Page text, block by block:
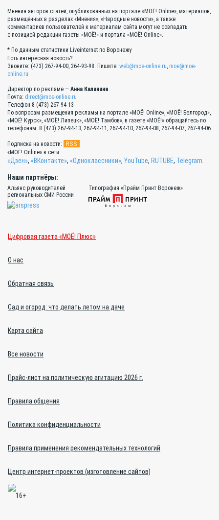
Мнения авторов статей, опубликованных на портале «МОЁ! Online», материалов,
размещённых в разделах «Мнения», «Народные новости», а также
комментариев пользователей к материалам сайта могут не совпадать
с позицией редакции газеты «МОЁ!» и портала «МОЁ! Online».
* По данным статистики Liveinternet по Воронежу
Есть интересная новость?
Звоните: (473) 267-94-00, 264-93-98. Пишите: web@moe-online.ru moe@moe-
online.ru
Директор по рекламе — Анна Калинина
Почта: direct@moe-online.ru
Телефон 8 (473) 267-94-13
По вопросам размещения рекламы на портале «МОЁ! Online», «МОЁ! Белгород»,
«МОЁ! Курск», «МОЁ! Липецк», «МОЁ! Тамбов», в газете «МОЁ!» обращайтесь по
телефонам: 8 (473) 267-94-13, 267-94-11, 267-94-10, 267-94-08, 267-94-07, 267-94-06
Подписка на новости: RSS
«МОЁ! Online» в сети:
«Дзен», «ВКонтакте», «Одноклассники», YouTube, RUTUBE, Telegram
Наши партнёры:
Альянс руководителей
региональных СМИ России
Типография «Прайм Принт Воронеж»
Цифровая газета «МОЁ! Плюс»
О нас
Обратная связь
Сад и огород: что делать летом на даче
Карта сайта
Все новости
Прайс-лист на политическую агитацию 2026 г.
Правила общения
Политика конфиденциальности
Правила применения рекомендательных технологий
Центр интернет-проектов (изготовление сайтов)